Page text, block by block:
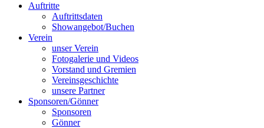
Auftritte
Auftrittsdaten
Showangebot/Buchen
Verein
unser Verein
Fotogalerie und Videos
Vorstand und Gremien
Vereinsgeschichte
unsere Partner
Sponsoren/Gönner
Sponsoren
Gönner